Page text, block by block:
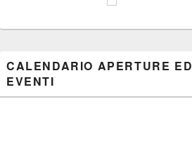
CALENDARIO APERTURE ED
EVENTI